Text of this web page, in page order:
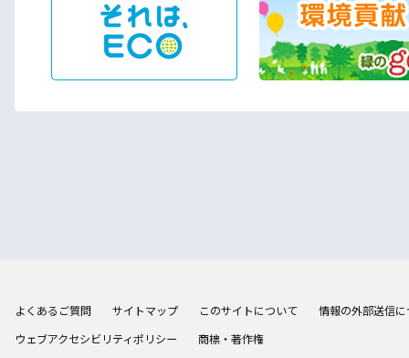
よくあるご質問 サイトマップ このサイトについて
情報の外部送信
ウェブアクセシビリティポリシー
商標・著作権